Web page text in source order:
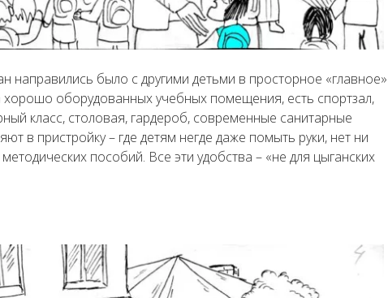
было с другими детьми в просторное «главное»
хорошо оборудованных учебных помещения, есть спортзал,
класс, столовая, гардероб, современные санитарные
в пристройку – где детям негде даже помыть руки, нет ни
пособий. Все эти удобства – «не для цыганских